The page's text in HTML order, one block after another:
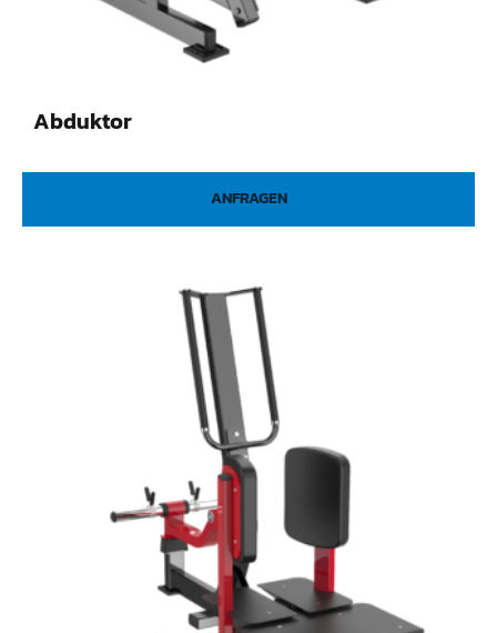
Abduktor
ANFRAGEN